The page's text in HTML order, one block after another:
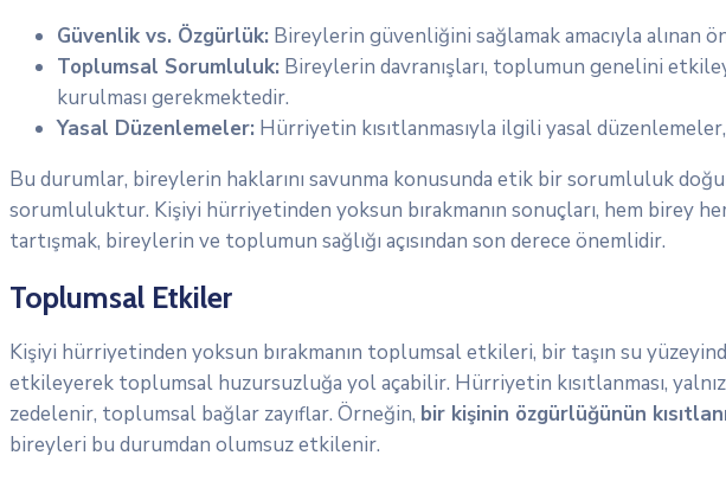
Güvenlik vs. Özgürlük: Bireylerin güvenliğini sağlamak amacıyla alınan
Toplumsal Sorumluluk: Bireylerin davranışları, toplumun genelini
kurulması gerekmektedir.
Yasal Düzenlemeler: Hürriyetin kısıtlanmasıyla ilgili yasal
Bu durumlar, bireylerin haklarını savunma konusunda etik bir sorumluluk
sorumluluktur. Kişiyi hürriyetinden yoksun bırakmanın sonuçları, hem birey
tartışmak, bireylerin ve toplumun sağlığı açısından son derece önemlidir.
Toplumsal Etkiler
Kişiyi hürriyetinden yoksun bırakmanın toplumsal etkileri, bir taşın su
etkileyerek toplumsal huzursuzluğa yol açabilir. Hürriyetin kısıtlanması,
zedelenir, toplumsal bağlar zayıflar. Örneğin, bir kişinin özgürlüğünün
bireyleri bu durumdan olumsuz etkilenir.